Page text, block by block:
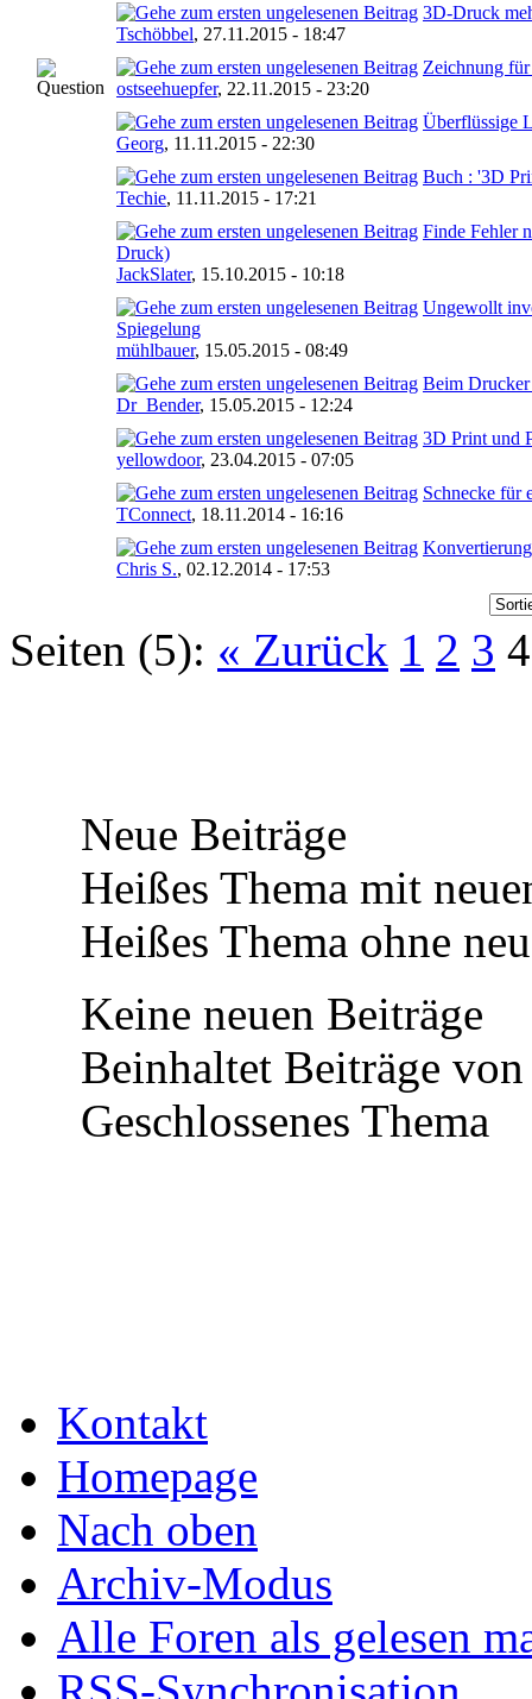
3D-Druck
Tschöbbel, 27.11.2015 - 18:47
Zeichnung
ostseehuepfer, 22.11.2015 - 23:20
Überflüssige
Georg, 11.11.2015 - 22:30
Buch : '3D
Techie, 11.11.2015 - 17:21
Finde Fehler
Druck)
JackSlater, 15.10.2015 - 10:18
Ungewollt
Spiegelung
mühlbauer, 15.05.2015 - 08:49
Beim
Dr_Bender, 15.05.2015 - 12:24
3D Print und
yellowdoor, 23.04.2015 - 07:05
Schnecke für
TConnect, 18.11.2014 - 16:16
Chris S., 02.12.2014 - 17:53
Seiten (5): « Zurück 1 2 3 4
Neue Beiträge
Heißes Thema mit
Heißes Thema ohne
Keine neuen Beiträge
Beinhaltet Beiträge
Geschlossenes Thema
Kontakt
Homepage
Nach oben
Archiv-Modus
Alle Foren als gelesen